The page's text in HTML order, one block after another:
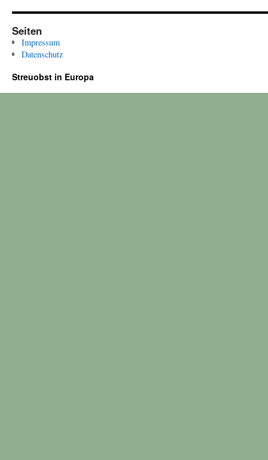
Seiten
Impressum
Datenschutz
Streuobst in Europa